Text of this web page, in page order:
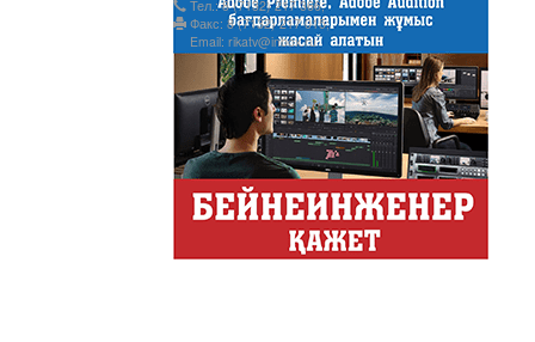
АНТИХАЙП
Хайп – это шумиха,
телезрителями и
Деловые новости
Обзор событий деловой
Казахстана.
Тел.: 8 (7132) 217 366;
Факс: 8 (7132) 217 015;
Email: rikatv@inbox.ru